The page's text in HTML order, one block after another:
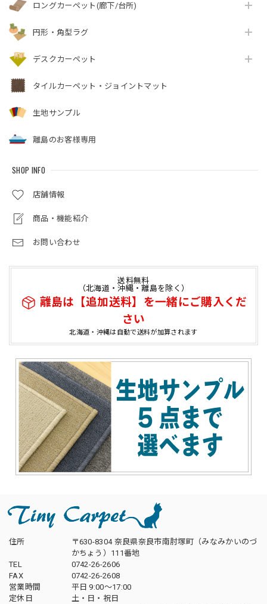
ロングカーペット(廊下/台所)
円形・角型ラグ
デスクカーペット
タイルカーペット・ジョイントマット
生地サンプル
離島のお客様専用
SHOP INFO
店舗情報
商品・機能紹介
お問い合わせ
送料無料
（北海道・沖縄・離島を除く）
離島は【追加送料】を一緒にご購入くだ
さい
北海道・沖縄は自動で送料が加算されます
住所
〒630-8304 奈良県奈良市南肘塚町（みなみかいのづ
かちょう）111番地
TEL
0742-26-2606
FAX
0742-26-2608
営業時間
平日 9:00～17:00
定休日
土・日・祝日